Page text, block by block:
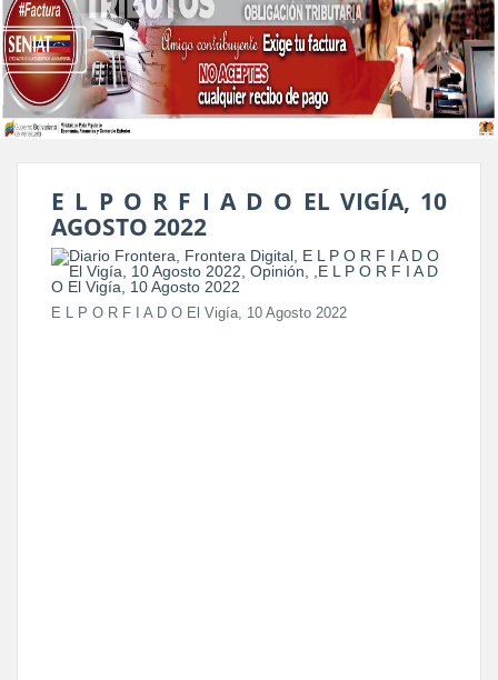
E L P O R F I A D O EL VIGÍA, 10
AGOSTO 2022
E L P O R F I A D O El Vigía, 10 Agosto 2022